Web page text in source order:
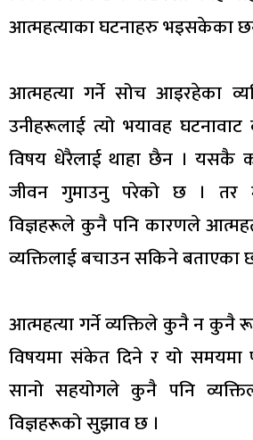
आत्महत्याका घटनाहरु भइसकेका
आत्महत्या गर्ने सोच आइरहेका
उनीहरूलाई त्यो भयावह
विषय धेरैलाई थाहा छैन । यसकै
जीवन गुमाउनु परेको छ । तर
विज्ञहरूले कुनै पनि कारणले
व्यक्तिलाई बचाउन सकिने बताएका
आत्महत्या गर्ने व्यक्तिले कुनै न कुनै
विषयमा संकेत दिने र यो समयमा
सानो सहयोगले कुनै पनि
विज्ञहरूको सुझाव छ ।